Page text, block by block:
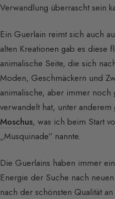
Verwandlung überrascht sein
Ein Guerlain reimt sich auch
alten Kreationen gab es diese
animalische Seite, die sich
Moden, Geschmäckern und
animalische, aber immer noch
verwandelt hat, unter
Moschus, was ich beim Start
„Musquinade“ nannte.
Die Guerlains haben immer
Energie der Suche nach
nach der schönsten Qualität